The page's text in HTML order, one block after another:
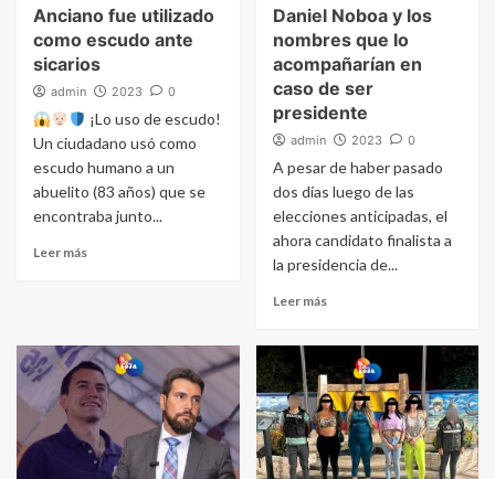
Anciano fue utilizado
como escudo ante
sicarios
admin 2023 0
¡Lo uso de escudo!
Un ciudadano usó como
escudo humano a un
abuelito (83 años) que se
encontraba junto...
Leer más
Daniel Noboa y los
nombres que lo
acompañarían en
caso de ser
presidente
admin 2023 0
A pesar de haber pasado
dos días luego de las
elecciones anticipadas, el
ahora candidato finalista a
la presidencia de...
Leer más